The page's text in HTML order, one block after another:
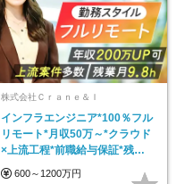
株式会社Ｃｒａｎｅ＆Ｉ
インフラエンジニア*100％フル
リモート*月収50万～*クラウド
×上流工程*前職給与保証*残業
月9.8h
600～1200万円